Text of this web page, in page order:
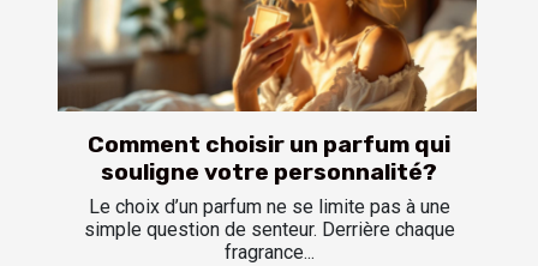
Comment choisir un parfum qui
souligne votre personnalité?
Le choix d’un parfum ne se limite pas à une
simple question de senteur. Derrière chaque
fragrance...